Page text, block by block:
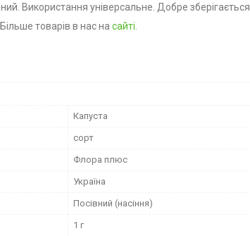
Використання універсальне. Добре зберігається.
Більше товарів в нас на сайті.
Капуста
сорт
Флора плюс
Україна
Посівний (насіння)
1 г